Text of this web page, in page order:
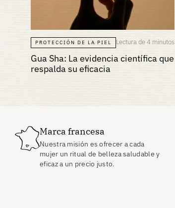
PROTECCIÓN DE LA PIEL Lectura de 4 minutos
Gua Sha: La evidencia científica que
respalda su eficacia
Marca francesa
Nuestra misión es ofrecer a cada
mujer un ritual de belleza saludable y
eficaz a un precio justo.